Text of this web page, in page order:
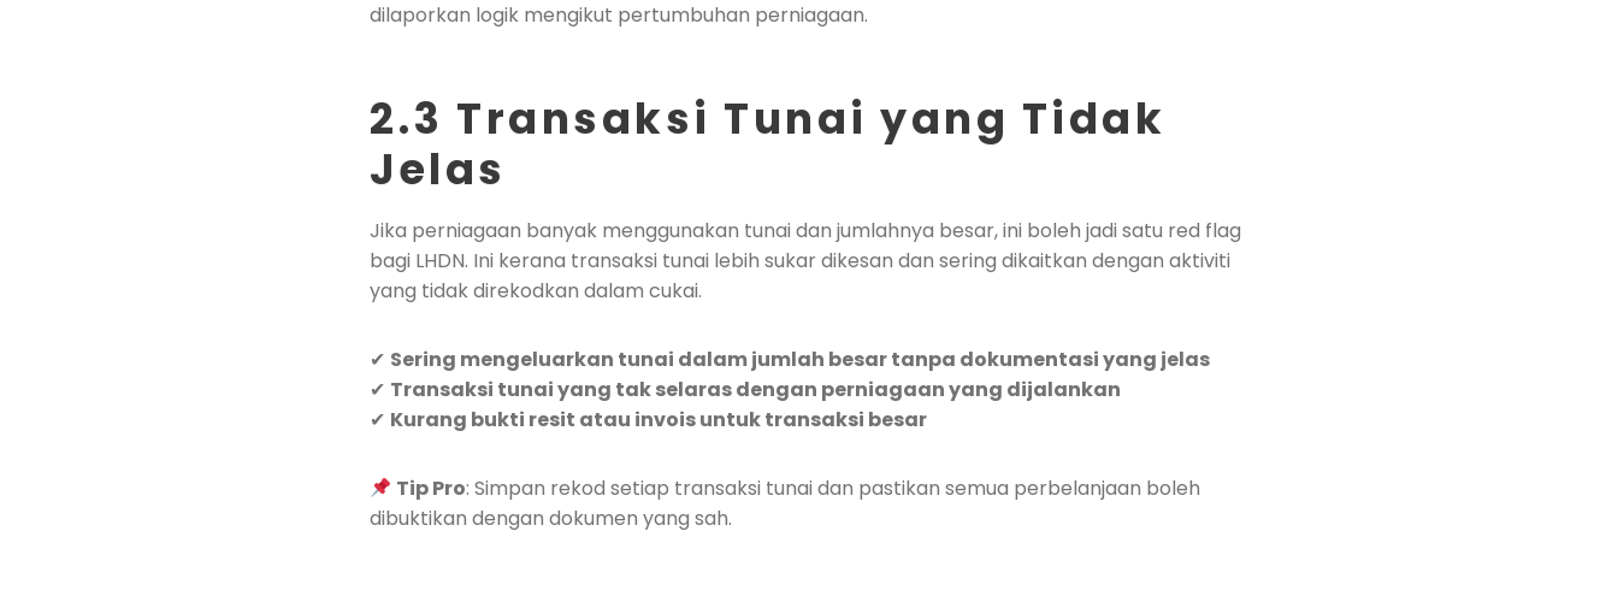
dilaporkan logik mengikut pertumbuhan perniagaan.
2.3 Transaksi Tunai yang Tidak
Jelas
Jika perniagaan banyak menggunakan tunai dan jumlahnya besar, ini boleh jadi satu red flag
bagi LHDN. Ini kerana transaksi tunai lebih sukar dikesan dan sering dikaitkan dengan aktiviti
yang tidak direkodkan dalam cukai.
✔ Sering mengeluarkan tunai dalam jumlah besar tanpa dokumentasi yang jelas
✔ Transaksi tunai yang tak selaras dengan perniagaan yang dijalankan
✔ Kurang bukti resit atau invois untuk transaksi besar
Tip Pro: Simpan rekod setiap transaksi tunai dan pastikan semua perbelanjaan boleh
dibuktikan dengan dokumen yang sah.